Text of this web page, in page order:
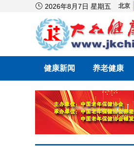
 2026年8月7日 星期五
健康新闻 养老健康